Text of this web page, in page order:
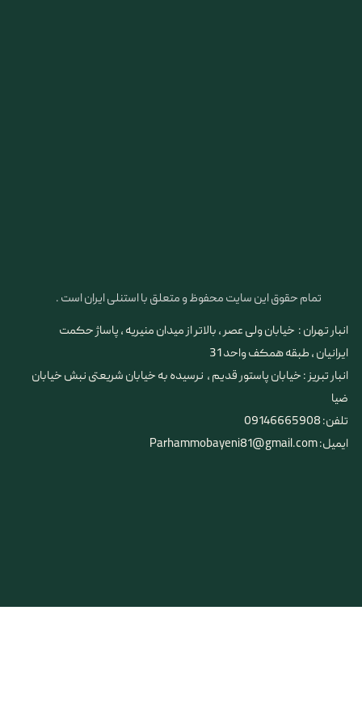
تمام حقوق این سایت محفوظ و متعلق با استنلی ایران است .
انبار تهران : خیابان ولی عصر ، بالاتر از میدان منیریه ، پاساژ حکمت
ایرانیان ، طبقه همکف واحد 31
​​​​​​​انبار تبریز : خیابان پاستور قدیم ، نرسیده به خیابان شریعتی نبش خیابان
ضیا
تلفن: 09146665908
ایمیل: Parhammobayeni81@gmail.com